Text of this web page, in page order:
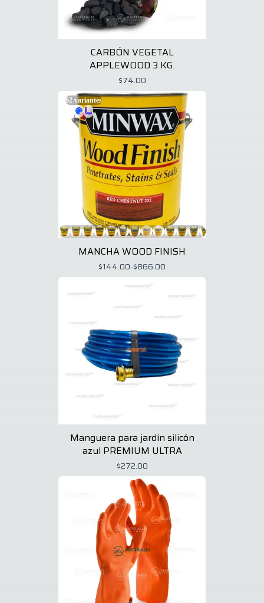
CARBÓN VEGETAL
APPLEWOOD 3 KG.
$74.00
62 variantes
MANCHA WOOD FINISH
$144.00-$866.00
Manguera para jardín silicón
azul PREMIUM ULTRA
$272.00